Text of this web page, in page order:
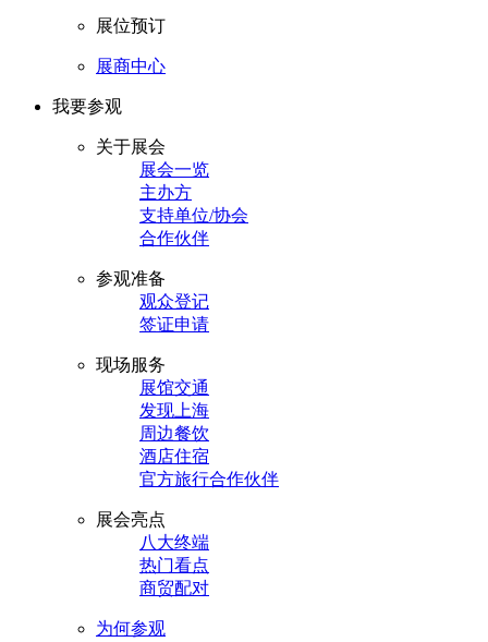
展位预订
展商中心
我要参观
关于展会
展会一览
主办方
支持单位/协会
合作伙伴
参观准备
观众登记
签证申请
现场服务
展馆交通
发现上海
周边餐饮
酒店住宿
官方旅行合作伙伴
展会亮点
八大终端
热门看点
商贸配对
为何参观